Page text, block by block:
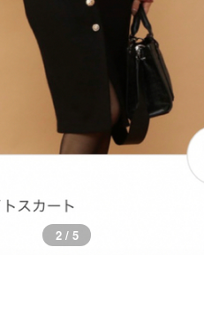
2 / 5